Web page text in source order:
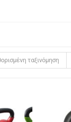
ταξινόμηση